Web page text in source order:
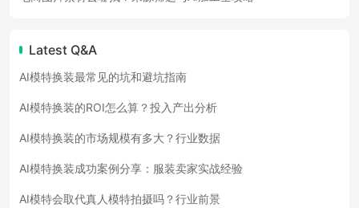
Latest Q&A
AI模特换装最常见的坑和避坑指南
AI模特换装的ROI怎么算？投入产出分析
AI模特换装的市场规模有多大？行业数据
AI模特换装成功案例分享：服装卖家实战经验
AI模特会取代真人模特拍摄吗？行业前景